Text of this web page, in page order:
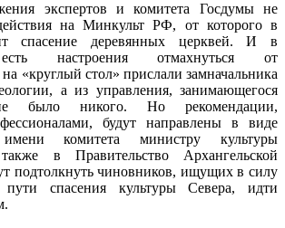
экспертов и комитета Госдумы не
на Минкульт РФ, от которого в
спасение деревянных церквей. И в
есть настроения отмахнуться от
«круглый стол» прислали замначальника
а из управления, занимающегося
не было никого. Но рекомендации,
будут направлены в виде
комитета министру культуры
в Правительство Архангельской
подтолкнуть чиновников, ищущих в силу
спасения культуры Севера, идти